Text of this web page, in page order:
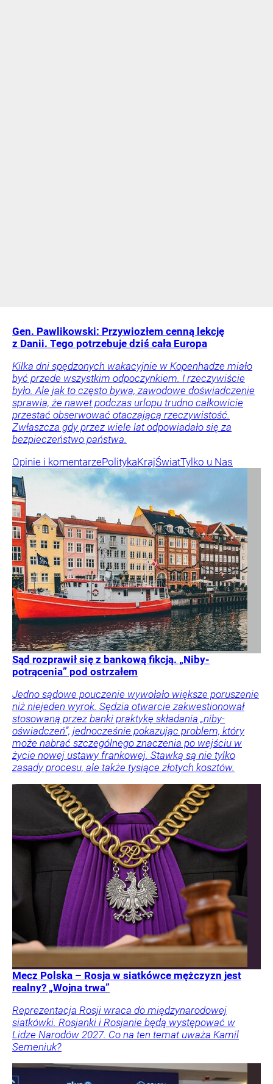
Gen. Pawlikowski: Przywiozłem cenną lekcję
z Danii. Tego potrzebuje dziś cała Europa
Kilka dni spędzonych wakacyjnie w Kopenhadze miało
być przede wszystkim odpoczynkiem. I rzeczywiście
było. Ale jak to często bywa, zawodowe doświadczenie
sprawia, że nawet podczas urlopu trudno całkowicie
przestać obserwować otaczającą rzeczywistość.
Zwłaszcza gdy przez wiele lat odpowiadało się za
bezpieczeństwo państwa.
Opinie i komentarzePolitykaKrajŚwiatTylko u Nas
Sąd rozprawił się z bankową fikcją. „Niby-
potrącenia” pod ostrzałem
Jedno sądowe pouczenie wywołało większe poruszenie
niż niejeden wyrok. Sędzia otwarcie zakwestionował
stosowaną przez banki praktykę składania „niby-
oświadczeń”, jednocześnie pokazując problem, który
może nabrać szczególnego znaczenia po wejściu w
życie nowej ustawy frankowej. Stawką są nie tylko
zasady procesu, ale także tysiące złotych kosztów.
Mecz Polska – Rosja w siatkówce mężczyzn jest
realny? „Wojna trwa”
Reprezentacja Rosji wraca do międzynarodowej
siatkówki. Rosjanki i Rosjanie będą występować w
Lidze Narodów 2027. Co na ten temat uważa Kamil
Semeniuk?